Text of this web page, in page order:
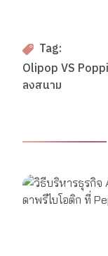
Tag:
Olipop VS
ลงสนาม